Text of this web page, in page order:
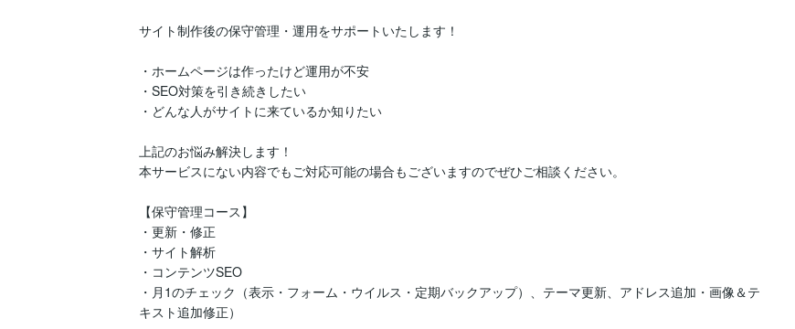
サイト制作後の保守管理・運用をサポートいたします！
・ホームページは作ったけど運用が不安
・SEO対策を引き続きしたい
・どんな人がサイトに来ているか知りたい
上記のお悩み解決します！
本サービスにない内容でもご対応可能の場合もございますのでぜひご相談ください。
【保守管理コース】
・更新・修正
・サイト解析
・コンテンツSEO
・月1のチェック（表示・フォーム・ウイルス・定期バックアップ）、テーマ更新、アドレス追加・画像＆テ
キスト追加修正）